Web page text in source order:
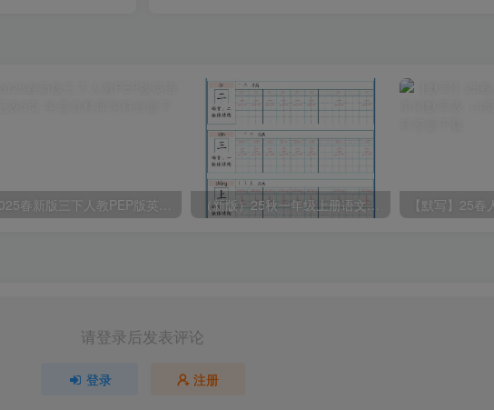
（新版）25秋一年级上册语文生字字帖（100字）
请登录后发表评论
登录 注册